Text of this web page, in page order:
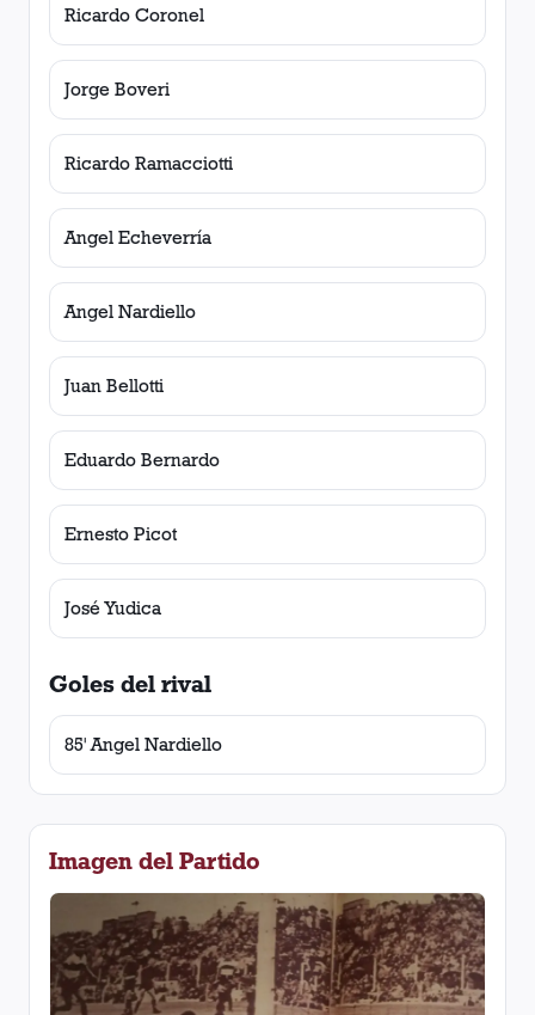
Ricardo Coronel
Jorge Boveri
Ricardo Ramacciotti
Angel Echeverría
Angel Nardiello
Juan Bellotti
Eduardo Bernardo
Ernesto Picot
José Yudica
Goles del rival
85' Angel Nardiello
Imagen del Partido